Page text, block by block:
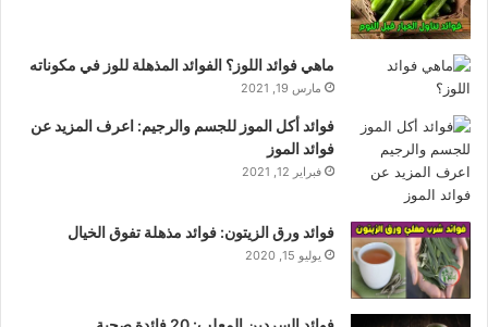
ماهي فوائد اللوز؟ الفوائد المذهلة للوز في مكوناته
مارس 19, 2021
فوائد أكل الموز للجسم والرجيم: اعرف المزيد عن
فوائد الموز
فبراير 12, 2021
فوائد ورق الزيتون: فوائد مذهلة تفوق الخيال
يوليو 15, 2020